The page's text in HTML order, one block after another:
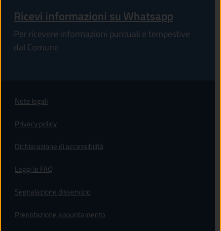
Ricevi informazioni su Whatsapp
Per ricevere informazioni puntuali e tempestive
dal Comune
Note legali
Privacy policy
Dichiarazione di accessibilità
Leggi le FAQ
Segnalazione disservizio
Prenotazione appuntamento